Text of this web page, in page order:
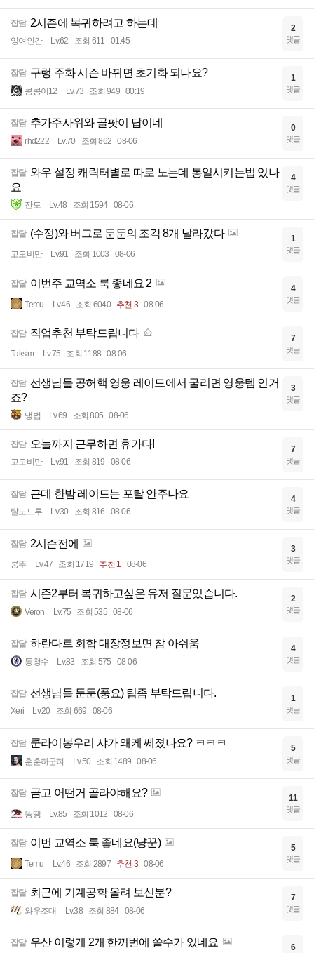
잡담 2시즌에 복귀하려고 하는데
잉여인간 Lv.62 조회 611 01:45
2
댓글
잡담 구렁 주화 시즌 바뀌면 초기화 되나요?
콩콩이12 Lv.73 조회 949 00:19
1
댓글
잡담 추가주사위와 골팟이 답이네
rhd222 Lv.70 조회 862 08-06
0
댓글
잡담 와우 설정 캐릭터별로 따로 노는데 통일시키는법 있나
요
잔도 Lv.48 조회 1594 08-06
4
댓글
잡담 (수정)와 버그로 둔둔의 조각 8개 날라갔다
고도비만 Lv.91 조회 1003 08-06
1
댓글
잡담 이번주 교역소 룩 좋네요 2
Temu Lv.46 조회 6040 추천 3 08-06
4
댓글
잡담 직업추천 부탁드립니다
Taksim Lv.75 조회 1188 08-06
7
댓글
잡담 선생님들 공허핵 영웅 레이드에서 굴리면 영웅템 인거
죠?
냉법 Lv.69 조회 805 08-06
3
댓글
잡담 오늘까지 근무하면 휴가다!
고도비만 Lv.91 조회 819 08-06
7
댓글
잡담 근데 한밤 레이드는 포탈 안주나요
탈도드루 Lv.30 조회 816 08-06
4
댓글
잡담 2시즌전에
쿵뚜 Lv.47 조회 1719 추천 1 08-06
3
댓글
잡담 시즌2부터 복귀하고싶은 유저 질문있습니다.
Veron Lv.75 조회 535 08-06
2
댓글
잡담 하란다르 회합 대장정보면 참 아쉬움
통청수 Lv.83 조회 575 08-06
4
댓글
잡담 선생님들 둔둔(풍요) 팁좀 부탁드립니다.
Xeri Lv.20 조회 669 08-06
1
댓글
잡담 쿤라이봉우리 샤가 왜케 쎄졌나요? ㅋㅋㅋ
훈훈하군혀 Lv.50 조회 1489 08-06
5
댓글
잡담 금고 어떤거 골라야해요?
뚱땡 Lv.85 조회 1012 08-06
11
댓글
잡담 이번 교역소 룩 좋네요(냥꾼)
Temu Lv.46 조회 2897 추천 3 08-06
5
댓글
잡담 최근에 기계공학 올려 보신분?
와우조대 Lv.38 조회 884 08-06
7
댓글
잡담 우산 이렇게 2개 한꺼번에 쓸수가 있네요 6